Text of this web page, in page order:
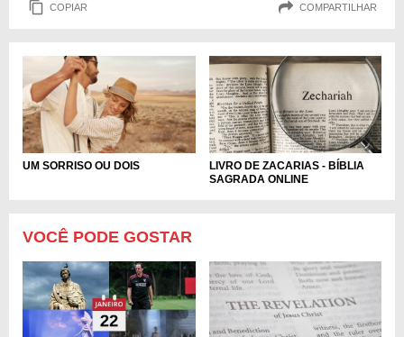
COPIAR COMPARTILHAR
UM SORRISO OU DOIS
LIVRO DE ZACARIAS - BÍBLIA
SAGRADA ONLINE
VOCÊ PODE GOSTAR